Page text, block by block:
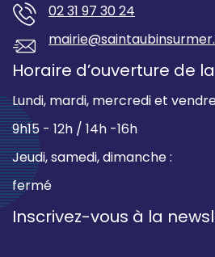
02 31 97 30 24
Horaire d’ouverture de
Lundi, mardi, mercredi et
9h15 - 12h / 14h -16h
Jeudi, samedi, dimanche :
fermé
Inscrivez-vous à la